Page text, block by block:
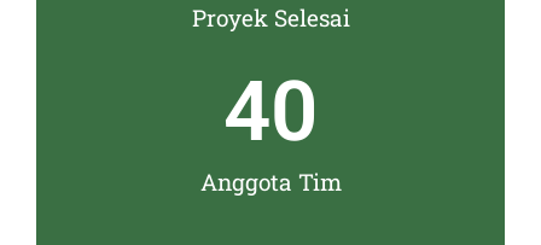
Proyek Selesai
Anggota Tim
40